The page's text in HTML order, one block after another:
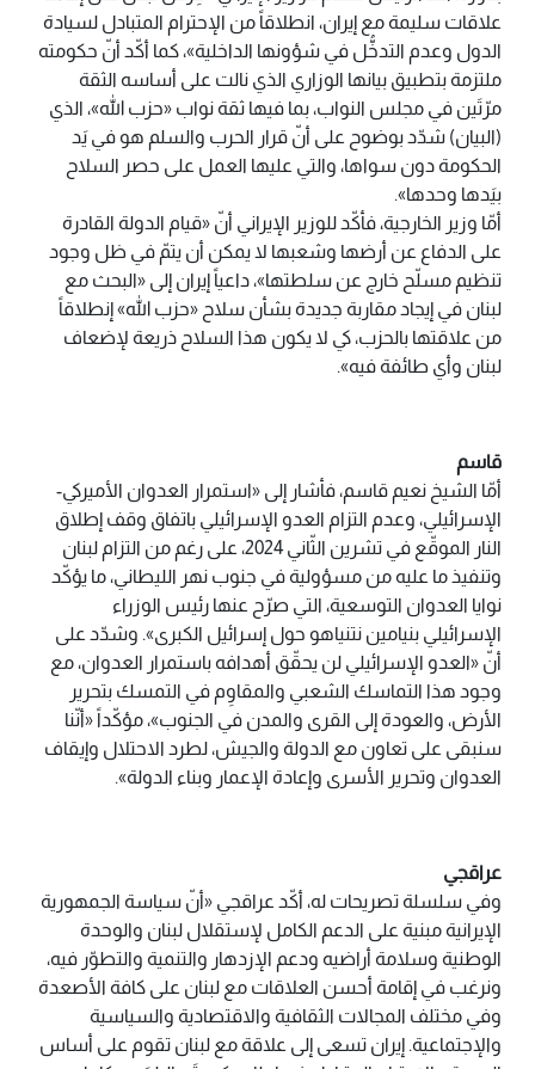
علاقات سليمة مع إيران، انطلاقاً من الإحترام المتبادل لسيادة
الدول وعدم التدخُّل في شؤونها الداخلية»، كما أكّد أنّ حكومته
ملتزمة بتطبيق بيانها الوزاري الذي نالت على أساسه الثقة
مرّتَين في مجلس النواب، بما فيها ثقة نواب «حزب الله»، الذي
(البيان) شدّد بوضوح على أنّ قرار الحرب والسلم هو في يَد
الحكومة دون سواها، والتي عليها العمل على حصر السلاح
بيَدها وحدها».
أمّا وزير الخارجية، فأكّد للوزير الإيراني أنّ «قيام الدولة القادرة
على الدفاع عن أرضها وشعبها لا يمكن أن يتمّ في ظل وجود
تنظيم مسلّح خارج عن سلطتها»، داعياً إيران إلى «البحث مع
لبنان في إيجاد مقاربة جديدة بشأن سلاح «حزب الله» إنطلاقاً
من علاقتها بالحزب، كي لا يكون هذا السلاح ذريعة لإضعاف
لبنان وأي طائفة فيه».
قاسم
أمّا الشيخ نعيم قاسم، فأشار إلى «استمرار العدوان الأميركي-
الإسرائيلي، وعدم التزام العدو الإسرائيلي باتفاق وقف إطلاق
النار الموقّع في تشرين الثّاني 2024، على رغم من التزام لبنان
وتنفيذ ما عليه من مسؤولية في جنوب نهر الليطاني، ما يؤكّد
نوايا العدوان التوسعية، التي صرّح عنها رئيس الوزراء
الإسرائيلي بنيامين نتنياهو حول إسرائيل الكبرى». وشدّد على
أنّ «العدو الإسرائيلي لن يحقّق أهدافه باستمرار العدوان، مع
وجود هذا التماسك الشعبي والمقاوِم في التمسك بتحرير
الأرض، والعودة إلى القرى والمدن في الجنوب»، مؤكّداً «أنّنا
سنبقى على تعاون مع الدولة والجيش، لطرد الاحتلال وإيقاف
العدوان وتحرير الأسرى وإعادة الإعمار وبناء الدولة».
عراقجي
وفي سلسلة تصريحات له، أكّد عراقجي «أنّ سياسة الجمهورية
الإيرانية مبنية على الدعم الكامل لإستقلال لبنان والوحدة
الوطنية وسلامة أراضيه ودعم الإزدهار والتنمية والتطوّر فيه،
ونرغب في إقامة أحسن العلاقات مع لبنان على كافة الأصعدة
وفي مختلف المجالات الثقافية والاقتصادية والسياسية
والإجتماعية. إيران تسعى إلى علاقة مع لبنان تقوم على أساس